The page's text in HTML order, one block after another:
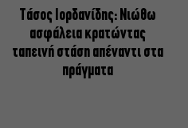
Tάσος Ιορδανίδης: Νιώθω
ασφάλεια κρατώντας
ταπεινή στάση απέναντι στα
πράγματα